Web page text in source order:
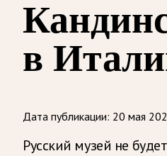
в
Дата публикации: 20 мая
Русский музей не